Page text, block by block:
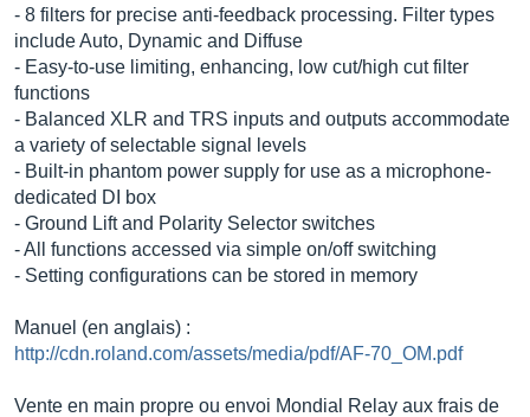
- 8 filters for precise anti-feedback processing. Filter types
include Auto, Dynamic and Diffuse
- Easy-to-use limiting, enhancing, low cut/high cut filter
functions
- Balanced XLR and TRS inputs and outputs accommodate
a variety of selectable signal levels
- Built-in phantom power supply for use as a microphone-
dedicated DI box
- Ground Lift and Polarity Selector switches
- All functions accessed via simple on/off switching
- Setting configurations can be stored in memory
Manuel (en anglais) :
http://cdn.roland.com/assets/media/pdf/AF-70_OM.pdf
Vente en main propre ou envoi Mondial Relay aux frais de